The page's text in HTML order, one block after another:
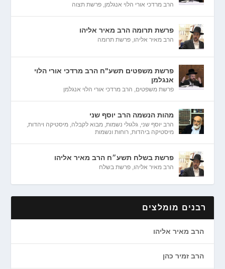
הרב מרדכי אורי הלוי אנגלמן,פרשת תצוה
פרשת תרומה הרב מאיר אליהו
הרב מאיר אליהו,פרשת תרומה
פרשת משפטים תשע"ח הרב מרדכי אורי הלוי
אנגלמן
פרשת משפטים, הרב מרדכי אורי הלוי אנגלמן
מהות הנשמה הרב יוסף שני
הרב יוסף שני,גלגולי נשמות,מבוא לקבלה,מיסטיקה ויהדות,
מיסטיקה ביהדות,רוחות ונשמות
פרשת בשלח תשע״ח הרב מאיר אליהו
הרב מאיר אליהו,פרשת בשלח
רבנים מומלצים
הרב מאיר אליהו
הרב זמיר כהן